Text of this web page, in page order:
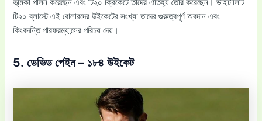
ভূমিকা পালন করেছেন এবং টি২০ ক্রিকেটে তাদের ঐতিহ্য তৈরি করেছেন। ভাইটালিটি
টি২০ ব্লাস্টে এই বোলারদের উইকেটের সংখ্যা তাদের গুরুত্বপূর্ণ অবদান এবং
কিংবদন্তি পারফরম্যান্সের পরিচয় দেয়।
5. ডেভিড পেইন – ১৮৪ উইকেট